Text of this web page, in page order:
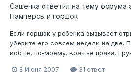
Сашечка ответил на тему форума
Памперсы и горшок
Если горшок у ребенка вызывает
уберите его совсем недели на две.
вобще, по-моему, врач не права.
8 Июня 2007 31 ответ